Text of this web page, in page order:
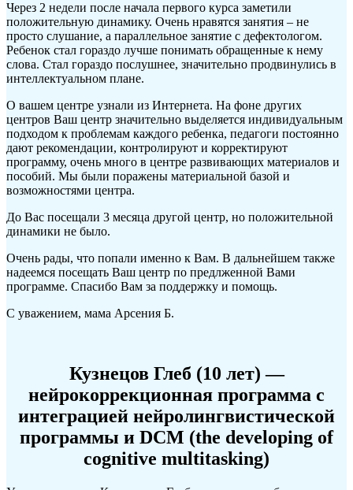
Через 2 недели после начала первого курса заметили
положительную динамику. Очень нравятся занятия – не
просто слушание, а параллельное занятие с дефектологом.
Ребенок стал гораздо лучше понимать обращенные к нему
слова. Стал гораздо послушнее, значительно продвинулись в
интеллектуальном плане.
О вашем центре узнали из Интернета. На фоне других
центров Ваш центр значительно выделяется индивидуальным
подходом к проблемам каждого ребенка, педагоги постоянно
дают рекомендации, контролируют и корректируют
программу, очень много в центре развивающих материалов и
пособий. Мы были поражены материальной базой и
возможностями центра.
До Вас посещали 3 месяца другой центр, но положительной
динамики не было.
Очень рады, что попали именно к Вам. В дальнейшем также
надеемся посещать Ваш центр по предлженной Вами
программе. Спасибо Вам за поддержку и помощь.
С уважением, мама Арсения Б.
Кузнецов Глеб (10 лет) —
нейрокоррекционная программа с
интеграцией нейролингвистической
программы и DCM (the developing of
cognitive multitasking)